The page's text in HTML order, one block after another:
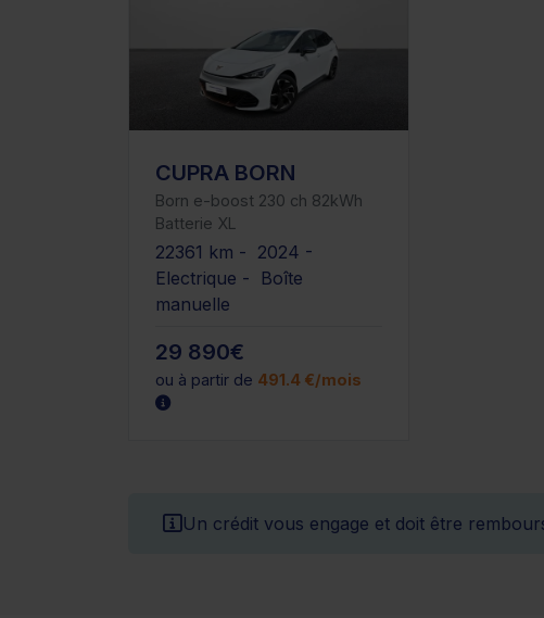
CUPRA BORN
Born e-boost 230 ch 82kWh
Batterie XL
22361 km - 2024 -
Electrique - Boîte
manuelle
29 890€
ou à partir de 491.4 €/mois
Un crédit vous engage et doit être